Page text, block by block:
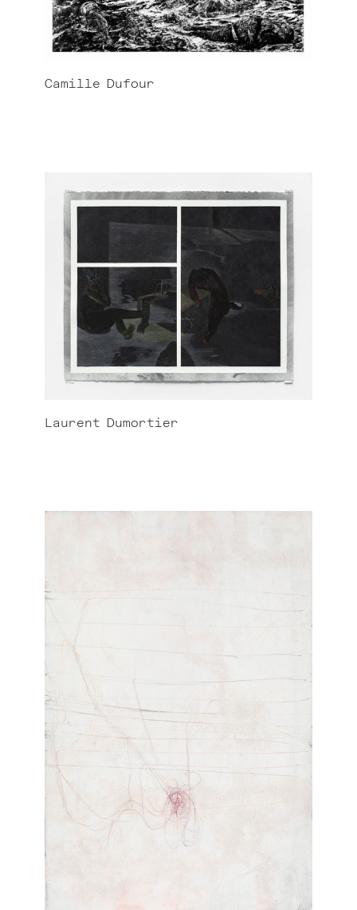
Camille Dufour
Laurent Dumortier